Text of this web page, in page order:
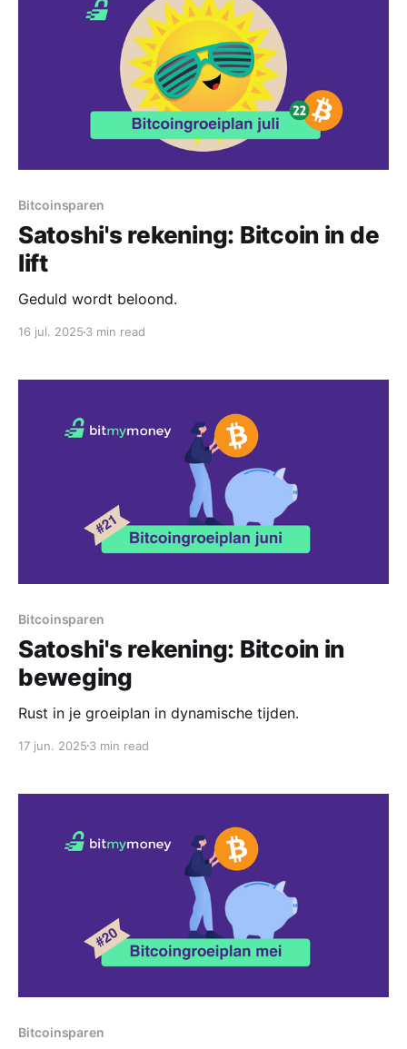
Bitcoinsparen
Satoshi's rekening: Bitcoin in de
lift
Geduld wordt beloond.
16 jul. 2025 3 min read
Bitcoinsparen
Satoshi's rekening: Bitcoin in
beweging
Rust in je groeiplan in dynamische tijden.
17 jun. 2025 3 min read
Bitcoinsparen